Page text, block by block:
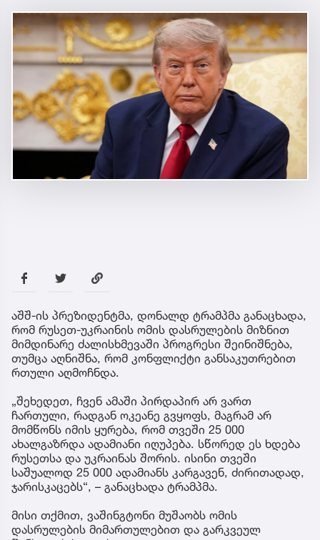
აშშ-ის პრეზიდენტმა, დონალდ ტრამპმა განაცხადა,
რომ რუსეთ-უკრაინის ომის დასრულების მიზნით
მიმდინარე ძალისხმევაში პროგრესი შეინიშნება,
თუმცა აღნიშნა, რომ კონფლიქტი განსაკუთრებით
რთული აღმოჩნდა.
„შეხედეთ, ჩვენ ამაში პირდაპირ არ ვართ
ჩართული, რადგან ოკეანე გვყოფს, მაგრამ არ
მომწონს იმის ყურება, რომ თვეში 25 000
ახალგაზრდა ადამიანი იღუპება. სწორედ ეს ხდება
რუსეთსა და უკრაინას შორის. ისინი თვეში
საშუალოდ 25 000 ადამიანს კარგავენ, ძირითადად,
ჯარისკაცებს“, – განაცხადა ტრამპმა.
მისი თქმით, ვაშინგტონი მუშაობს ომის
დასრულების მიმართულებით და გარკვეულ